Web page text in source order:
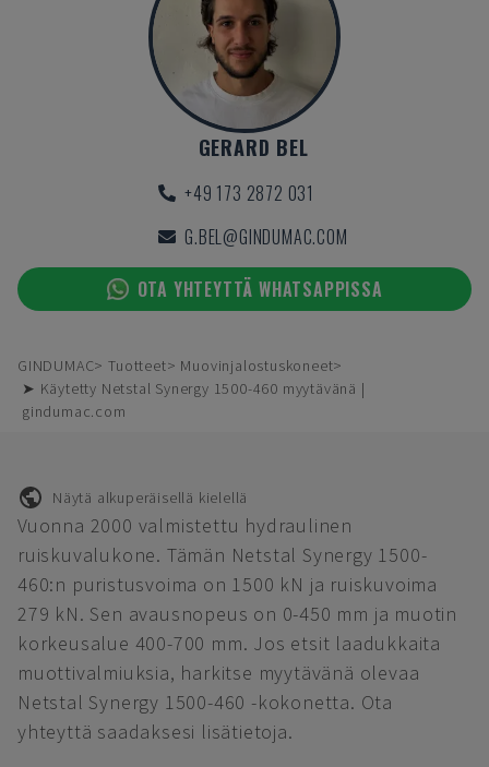
GERARD BEL
+49 173 2872 031
G.BEL@GINDUMAC.COM
OTA YHTEYTTÄ WHATSAPPISSA
GINDUMAC Tuotteet
Muovinjalostuskoneet
➤ Käytetty Netstal Synergy 1500-460 myytävänä |
gindumac.com
Näytä alkuperäisellä kielellä
Vuonna 2000 valmistettu hydraulinen
ruiskuvalukone. Tämän Netstal Synergy 1500-
460:n puristusvoima on 1500 kN ja ruiskuvoima
279 kN. Sen avausnopeus on 0-450 mm ja muotin
korkeusalue 400-700 mm. Jos etsit laadukkaita
muottivalmiuksia, harkitse myytävänä olevaa
Netstal Synergy 1500-460 -kokonetta. Ota
yhteyttä saadaksesi lisätietoja.